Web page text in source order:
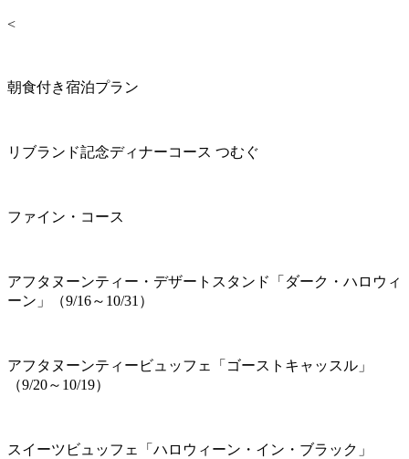
<
朝食付き宿泊プラン
リブランド記念ディナーコース つむぐ
ファイン・コース
アフタヌーンティー・デザートスタンド「ダーク・ハロウィ
ーン」（9/16～10/31）
アフタヌーンティービュッフェ「ゴーストキャッスル」
（9/20～10/19）
スイーツビュッフェ「ハロウィーン・イン・ブラック」